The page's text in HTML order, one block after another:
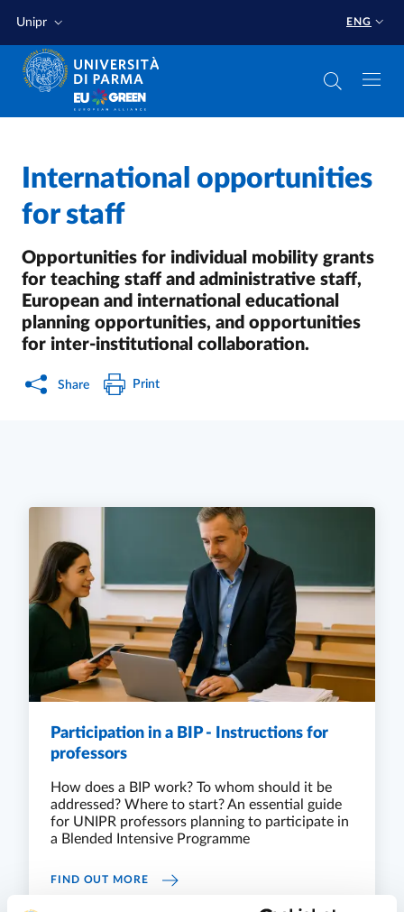
Unipr ENG
Home /
International opportunities
for staff
Opportunities for individual mobility grants
for teaching staff and administrative staff,
European and international educational
planning opportunities, and opportunities
for inter-institutional collaboration.
Share Print
Participation in a BIP - Instructions for
professors
How does a BIP work? To whom should it be
addressed? Where to start? An essential guide
for UNIPR professors planning to participate in
a Blended Intensive Programme
FIND OUT MOREPARTICIPATION IN A BIP - INSTRUCTIONS